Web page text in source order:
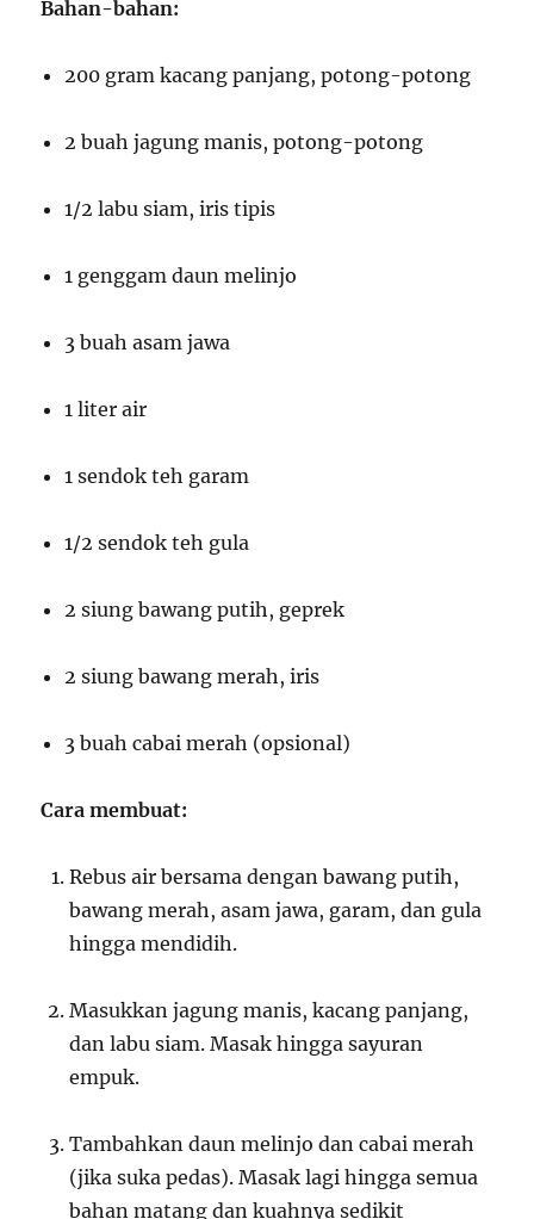
Bahan-bahan:
200 gram kacang panjang, potong-potong
2 buah jagung manis, potong-potong
1/2 labu siam, iris tipis
1 genggam daun melinjo
3 buah asam jawa
1 liter air
1 sendok teh garam
1/2 sendok teh gula
2 siung bawang putih, geprek
2 siung bawang merah, iris
3 buah cabai merah (opsional)
Cara membuat:
Rebus air bersama dengan bawang putih,
bawang merah, asam jawa, garam, dan gula
hingga mendidih.
Masukkan jagung manis, kacang panjang,
dan labu siam. Masak hingga sayuran
empuk.
Tambahkan daun melinjo dan cabai merah
(jika suka pedas). Masak lagi hingga semua
bahan matang dan kuahnya sedikit